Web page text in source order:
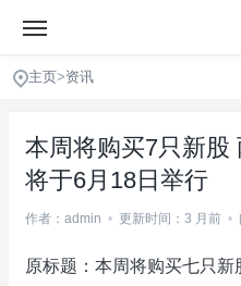
主页>资讯
本周将购买7只新股
将于6月18日举行
作者：admin • 更新时间：3 月前 •
原标题：本周将购买七只